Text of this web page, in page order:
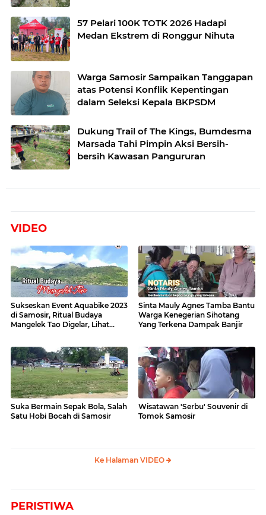
57 Pelari 100K TOTK 2026 Hadapi
Medan Ekstrem di Ronggur Nihuta
Warga Samosir Sampaikan Tanggapan
atas Potensi Konflik Kepentingan
dalam Seleksi Kepala BKPSDM
Dukung Trail of The Kings, Bumdesma
Marsada Tahi Pimpin Aksi Bersih-
bersih Kawasan Pangururan
VIDEO
Sukseskan Event Aquabike 2023
di Samosir, Ritual Budaya
Mangelek Tao Digelar, Lihat
Sinta Mauly Agnes Tamba Bantu
Warga Kenegerian Sihotang
Yang Terkena Dampak Banjir
Suka Bermain Sepak Bola, Salah
Satu Hobi Bocah di Samosir
Wisatawan 'Serbu' Souvenir di
Tomok Samosir
Ke Halaman VIDEO
PERISTIWA